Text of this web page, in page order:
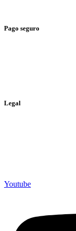
Pago seguro
Legal
Youtube